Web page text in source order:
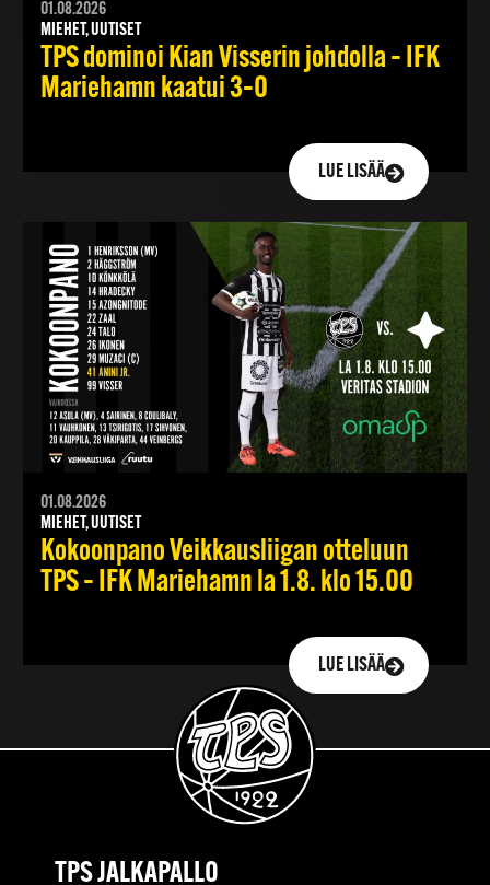
01.08.2026
MIEHET, UUTISET
TPS dominoi Kian Visserin johdolla – IFK
Mariehamn kaatui 3–0
LUE LISÄÄ
01.08.2026
MIEHET, UUTISET
Kokoonpano Veikkausliigan otteluun
TPS – IFK Mariehamn la 1.8. klo 15.00
LUE LISÄÄ
TPS JALKAPALLO